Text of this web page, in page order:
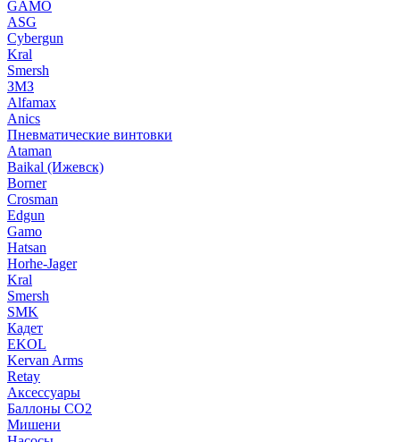
GAMO
ASG
Cybergun
Kral
Smersh
ЗМЗ
Alfamax
Anics
Пневматические винтовки
Ataman
Baikal (Ижевск)
Borner
Crosman
Edgun
Gamo
Hatsan
Horhe-Jager
Kral
Smersh
SMK
Кадет
EKOL
Kervan Arms
Retay
Аксессуары
Баллоны СО2
Мишени